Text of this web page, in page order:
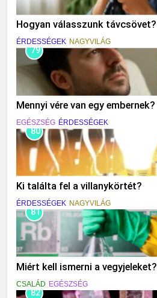
Hogyan válasszunk távcsövet?
ÉRDESSÉGEK NAGYVILÁG
79
Mennyi vére van egy embernek?
EGÉSZSÉG ÉRDESSÉGEK
80
Ki találta fel a villanykörtét?
ÉRDESSÉGEK NAGYVILÁG
81
Miért kell ismerni a vegyjeleket?
CSALÁD EGÉSZSÉG
82